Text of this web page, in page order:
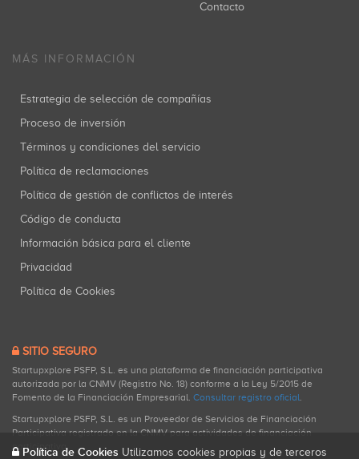
Contacto
MÁS INFORMACIÓN
Estrategia de selección de compañías
Proceso de inversión
Términos y condiciones del servicio
Política de reclamaciones
Política de gestión de conflictos de interés
Código de conducta
Información básica para el cliente
Privacidad
Política de Cookies
SITIO SEGURO
Startupxplore PSFP, S.L. es una plataforma de financiación participativa
autorizada por la CNMV (Registro No. 18) conforme a la Ley 5/2015 de
Fomento de la Financiación Empresarial. Consultar registro oficial.
Startupxplore PSFP, S.L. es un Proveedor de Servicios de Financiación
Participativa registrado en la CNMV para actividades de financiación
participativa.
Política de Cookies Utilizamos cookies propias y de terceros